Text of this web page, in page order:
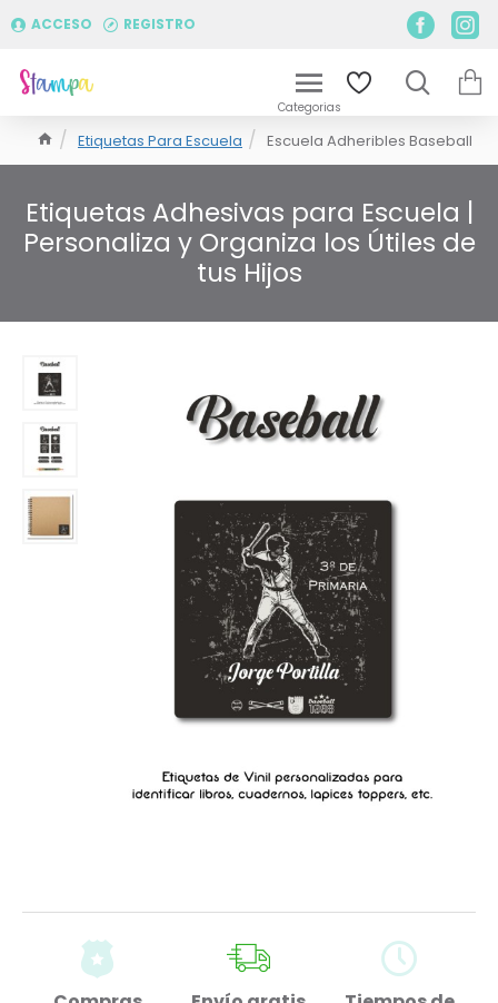
ACCESO REGISTRO
Etiquetas Para Escuela Escuela Adheribles Baseball
Etiquetas Adhesivas para Escuela |
Personaliza y Organiza los Útiles de
tus Hijos